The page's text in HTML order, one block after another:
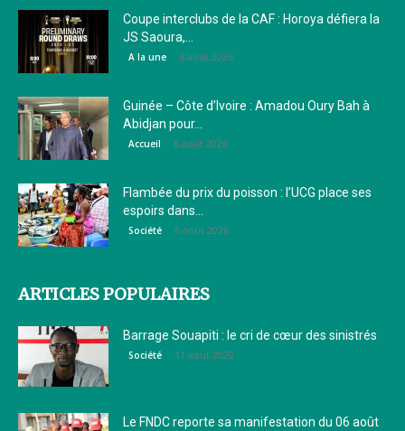
Coupe interclubs de la CAF : Horoya défiera la
JS Saoura,...
A la une 6 août 2026
Guinée – Côte d’Ivoire : Amadou Oury Bah à
Abidjan pour...
Accueil 6 août 2026
Flambée du prix du poisson : l’UCG place ses
espoirs dans...
Société 6 août 2026
ARTICLES POPULAIRES
Barrage Souapiti : le cri de cœur des sinistrés
Société 11 août 2020
Le FNDC reporte sa manifestation du 06 août